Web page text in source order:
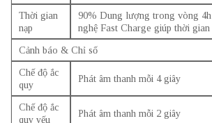
Thời gian
nạp
90% Dung lượng trong vòng
nghệ Fast Charge giúp thời gian
Cảnh báo & Chỉ số
Chế độ ắc
quy
Phát âm thanh mỗi 4 giây
Chế độ ắc
quy yếu
Phát âm thanh mỗi 2 giây